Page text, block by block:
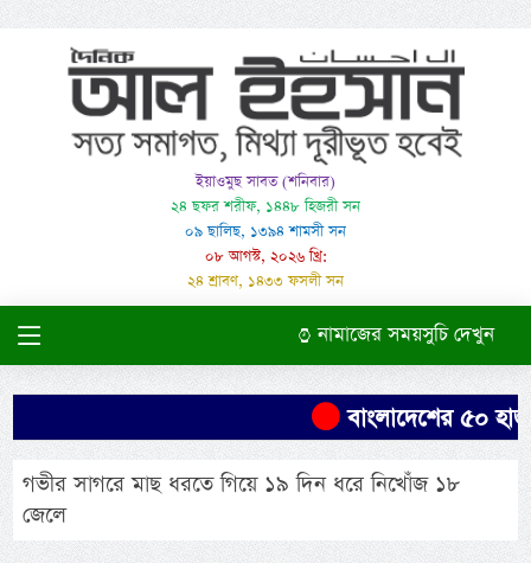
ইয়াওমুছ সাবত (শনিবার)
২৪ ছফর শরীফ, ১৪৪৮ হিজরী সন
০৯ ছালিছ, ১৩৯৪ শামসী সন
০৮ আগস্ট, ২০২৬ খ্রি:
২৪ শ্রাবণ, ১৪৩৩ ফসলী সন
নামাজের সময়সুচি দেখুন
বাংলাদেশের ৫০
গভীর সাগরে মাছ ধরতে গিয়ে ১৯ দিন ধরে নিখোঁজ ১৮
জেলে